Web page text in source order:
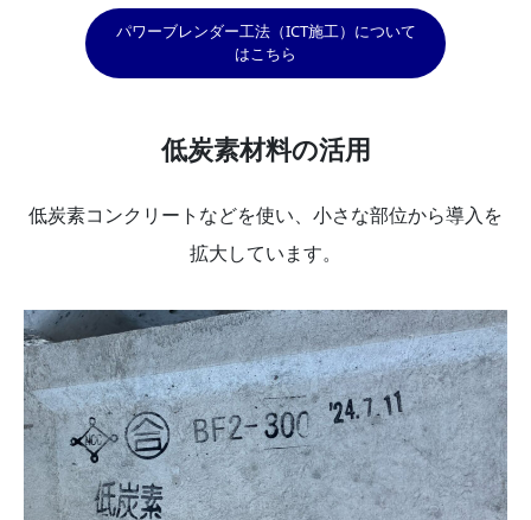
パワーブレンダー工法（ICT施工）について
はこちら
低炭素材料の活用
低炭素コンクリートなどを使い、小さな部位から導入を
拡大しています。